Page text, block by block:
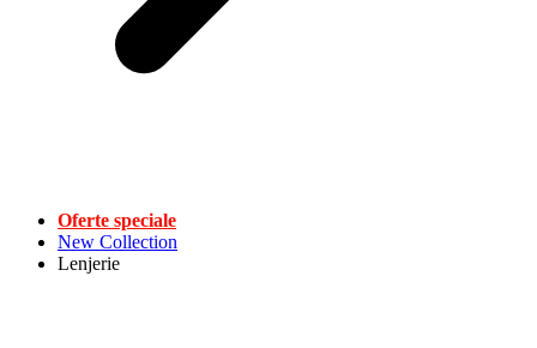
Oferte speciale
New Collection
Lenjerie